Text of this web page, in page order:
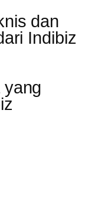
dan
Indibiz
yang